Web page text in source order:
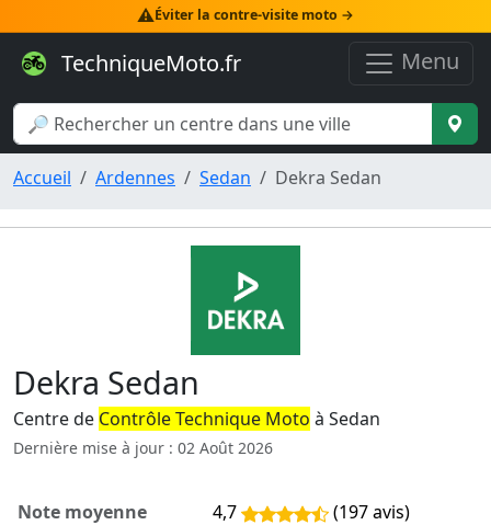
⚠️Éviter la contre-visite moto →
TechniqueMoto.fr Menu
Accueil Ardennes Sedan Dekra Sedan
Dekra Sedan
Centre de Contrôle Technique Moto à Sedan
Dernière mise à jour : 02 Août 2026
Note moyenne 4,7 (197 avis)